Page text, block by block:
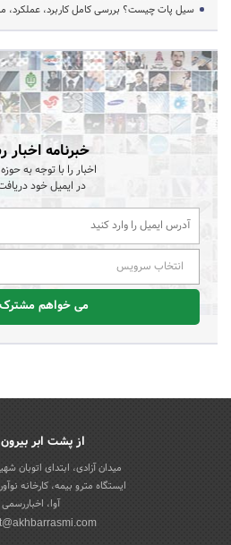
سیل پات چیست؟ بررسی کامل کاربرد، عملکرد،
خبرنامه
اخبار را با توجه به
در ایمیل خود
انتخاب سرویس
می خواهم
از پشت ابر بیرون
میدان آزادی، ابتدای اتوبان
ایستگاه مترو بیمه، کارخانه
آوا، اخباررسمی